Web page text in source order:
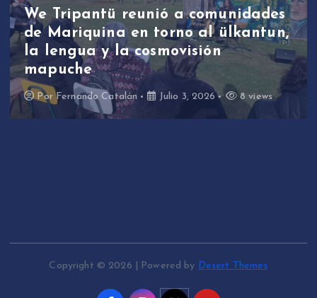
We Tripantü reunió a comunidades
de Mariquina en torno al ülkantun,
la lengua y la cosmovisión
mapuche
PorFernando Catalán Julio 3, 2026 8 views
Copyright © 2026 | Powered by Desert Themes